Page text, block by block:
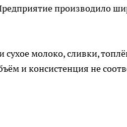
производило
сухое молоко, сливки,
и консистенция не